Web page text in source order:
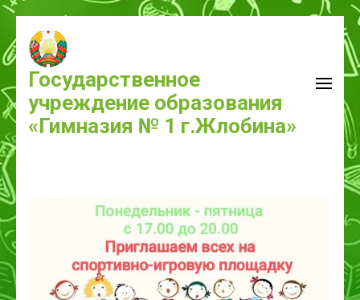
Государственное
учреждение образования
«Гимназия № 1 г.Жлобина»